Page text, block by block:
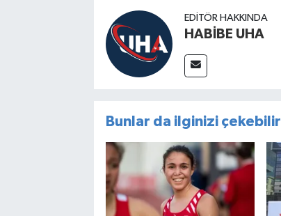
EDITÖR HAKKINDA
HABİBE UHA
Bunlar da ilginizi çekebilir